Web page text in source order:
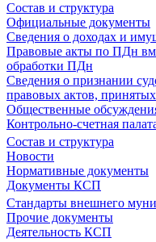
Состав и структура
Официальные документы
Сведения о доходах и
Правовые акты по ПДн
обработки ПДн
Сведения о признании
правовых актов,
Общественные
Контрольно-счетная
Состав и структура
Новости
Нормативные документы
Документы КСП
Стандарты внешнего
Прочие документы
Деятельность КСП